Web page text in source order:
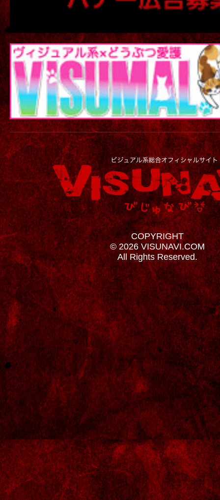
COPYRIGHT
© 2026 VISUNAVI.COM
All Rights Reserved.